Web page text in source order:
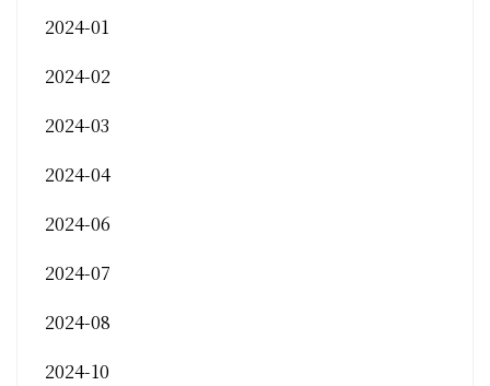
2024-01
2024-02
2024-03
2024-04
2024-06
2024-07
2024-08
2024-10